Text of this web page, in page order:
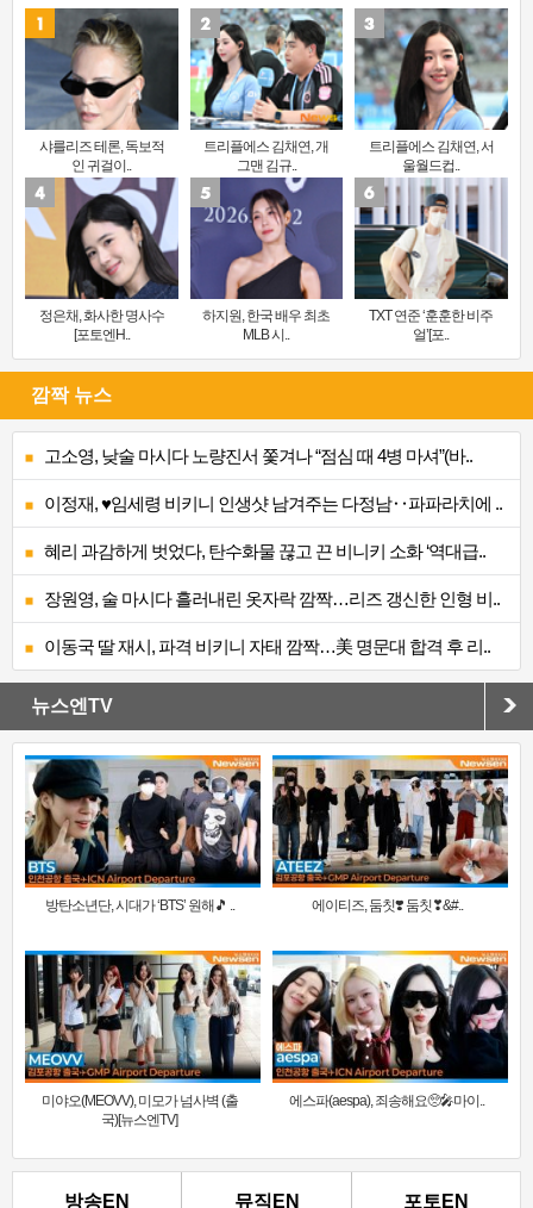
샤를리즈 테론, 독보적
인 귀걸이..
트리플에스 김채연, 개
그맨 김규..
트리플에스 김채연, 서
울월드컵..
정은채, 화사한 명사수
[포토엔H..
하지원, 한국 배우 최초
MLB 시..
TXT 연준 ‘훈훈한 비주
얼’[포..
깜짝 뉴스
고소영, 낮술 마시다 노량진서 쫓겨나 “점심 때 4병 마셔”(바..
이정재, ♥임세령 비키니 인생샷 남겨주는 다정남‥파파라치에 ..
혜리 과감하게 벗었다, 탄수화물 끊고 끈 비니키 소화 ‘역대급..
장원영, 술 마시다 흘러내린 옷자락 깜짝…리즈 갱신한 인형 비..
이동국 딸 재시, 파격 비키니 자태 깜짝…美 명문대 합격 후 리..
뉴스엔TV
방탄소년단, 시대가 ‘BTS’ 원해🎵 .. 에이티즈, 둠칫❣️ 둠칫❣&#..
미야오(MEOVV), 미모가 넘사벽 (출
국)[뉴스엔TV]
에스파(aespa), 죄송해요🥺🎤마이..
방송EN 뮤직EN 포토EN